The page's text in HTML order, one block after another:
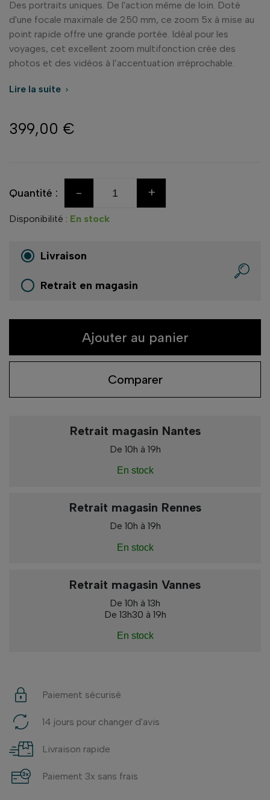
Des portraits uniques. De l'action même de loin. Doté
d'une focale maximale de 250 mm, ce zoom 5x à mise au
point rapide offre une grande portée. Idéal pour les
voyages, cet excellent zoom multifonction crée des
photos et des vidéos à l’accentuation irréprochable.
Lire la suite 
399,00 €
Quantité : - +
Disponibilité : En stock
Livraison
Retrait en magasin
Ajouter au panier
Comparer
Retrait magasin Nantes
De 10h à 19h
En stock
Retrait magasin Rennes
De 10h à 19h
En stock
Retrait magasin Vannes
De 10h à 13h
De 13h30 à 19h
En stock
Paiement sécurisé
14 jours pour changer d'avis
Livraison rapide
Paiement 3x sans frais